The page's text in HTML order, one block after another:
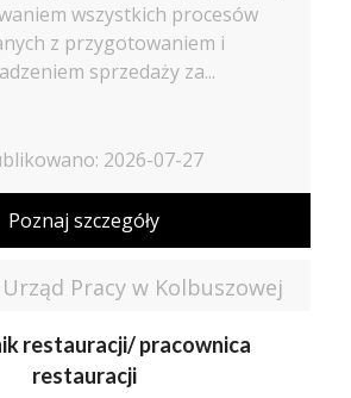
wszystkich procesów
z przygotowaniem i
sprzedaży za...
2026-07-27
Poznaj szczegóły
Pracy w Kolbuszowej
restauracji/ pracownica
restauracji